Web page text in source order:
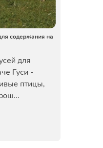
содержания на
для
Гуси -
птицы,